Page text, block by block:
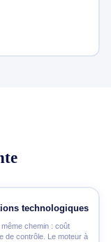
technologiques
chemin : coût
de contrôle. Le moteur à